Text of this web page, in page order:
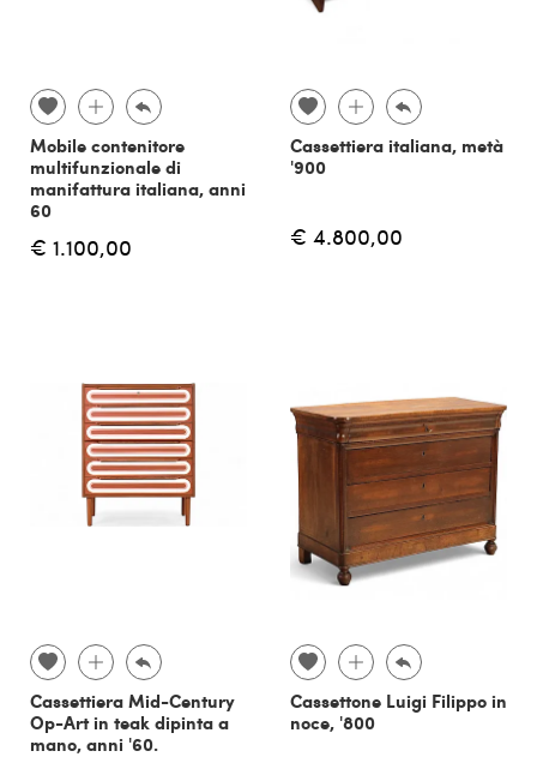
Mobile contenitore
multifunzionale di
manifattura italiana, anni
60
€ 1.100,00
Cassettiera italiana, metà
'900
€ 4.800,00
Cassettiera Mid-Century
Op-Art in teak dipinta a
mano, anni '60.
Cassettone Luigi Filippo in
noce, '800